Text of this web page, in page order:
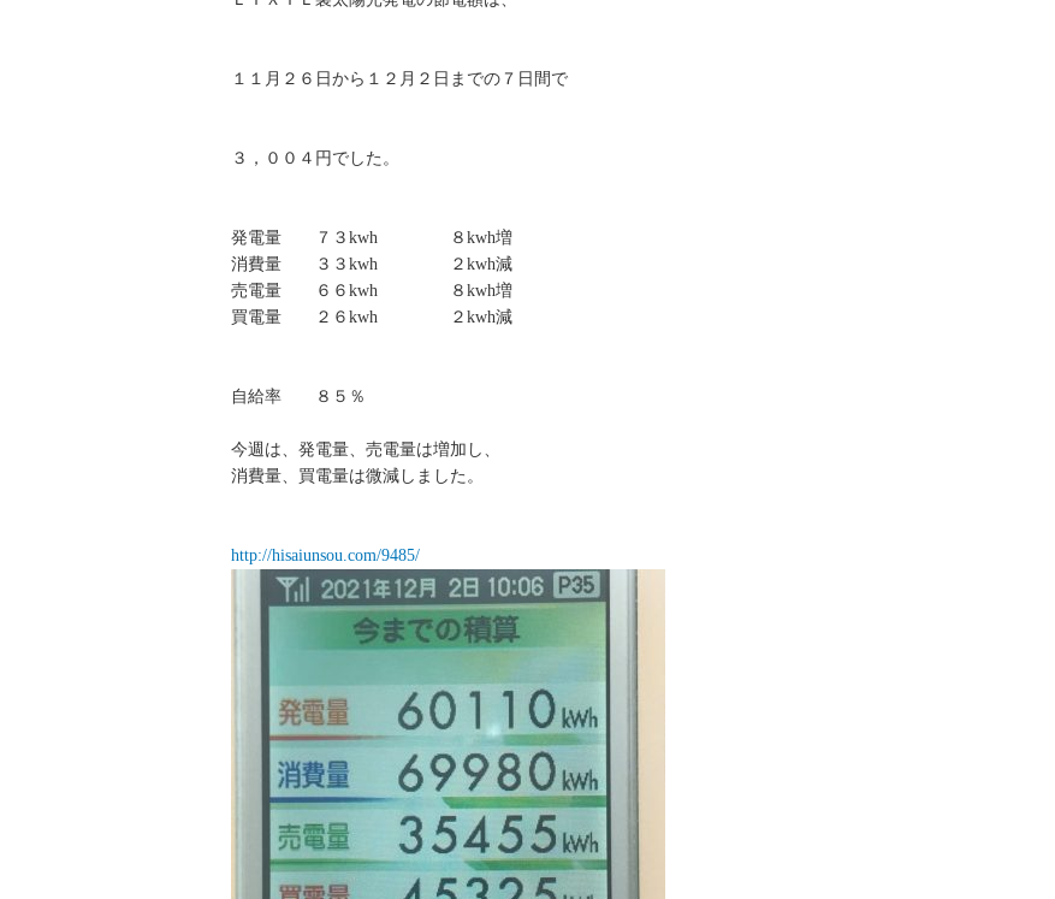
１１月２６日から１２月２日までの７日間で
３，００４円でした。
発電量 ７３kwh ８kwh増
消費量 ３３kwh ２kwh減
売電量 ６６kwh ８kwh増
買電量 ２６kwh ２kwh減
自給率 ８５％
今週は、発電量、売電量は増加し、
消費量、買電量は微減しました。
http://hisaiunsou.com/9485/